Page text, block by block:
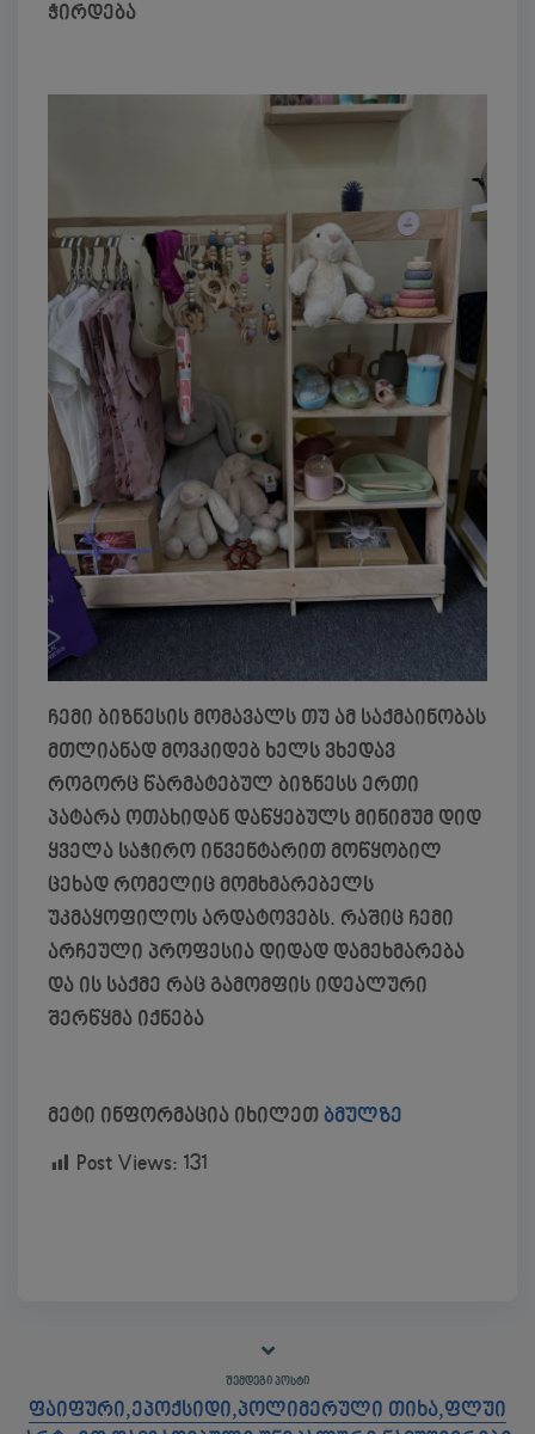
ჭირდება
ჩემი ბიზნესის მომავალს თუ ამ საქმაინობას
მთლიანად მოვკიდებ ხელს ვხედავ
როგორც წარმატებულ ბიზნესს ერთი
პატარა ოთახიდან დაწყებულს მინიმუმ დიდ
ყველა საჭირო ინვენტარით მოწყობილ
ცეხად რომელიც მომხმარებელს
უკმაყოფილოს არდატოვებს. რაშიც ჩემი
არჩეული პროფესია დიდად დამეხმარება
და ის საქმე რაც გამომფის იდეალური
შერწყმა იქნება
მეტი ინფორმაცია იხილეთ ბმულზე
Post Views: 131
ᲨᲔᲛᲓᲔᲒᲘ ᲞᲝᲡᲢᲘ
ფაიფური,ეპოქსიდი,პოლიმერული თიხა,ფლუი